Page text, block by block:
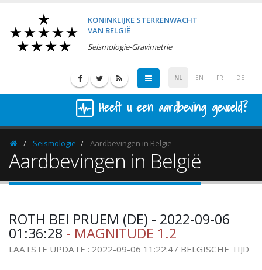
KONINKLIJKE STERRENWACHT
VAN BELGIË
Seismologie-Gravimetrie
NL EN FR DE
Heeft u een aardbeving gevoeld?
HomepageSeismologie Aardbevingen in België
Aardbevingen in België
ROTH BEI PRUEM (DE) - 2022-09-06
01:36:28 - MAGNITUDE 1.2
LAATSTE UPDATE : 2022-09-06 11:22:47 BELGISCHE TIJD